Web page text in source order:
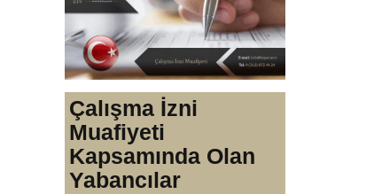
Çalışma İzni
Muafiyeti
Kapsamında Olan
Yabancılar